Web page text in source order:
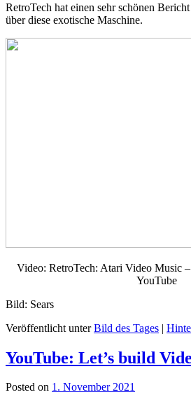
RetroTech hat einen sehr schönen
über diese exotische Maschine.
Video: RetroTech: Atari Video Music
YouTube
Bild: Sears
Veröffentlicht unterBild des Tages |
YouTube: Let’s build
Posted on 1. November 2021